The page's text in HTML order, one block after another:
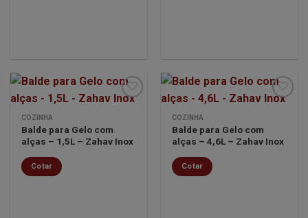
Minha
lista de
COZINHA
Balde para Gelo com
alças – 1,5L – Zahav Inox
Cotar
Minha
lista de
COZINHA
Balde para Gelo com
alças – 4,6L – Zahav Inox
Cotar